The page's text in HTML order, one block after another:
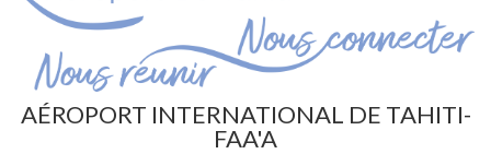
AÉROPORT INTERNATIONAL DE TAHITI-
FAA'A